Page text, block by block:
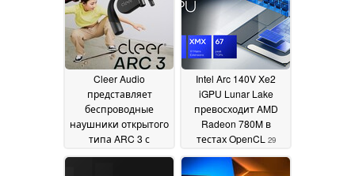
Cleer Audio
представляет
беспроводные
наушники открытого
типа ARC 3 с
Intel Arc 140V Xe2
iGPU Lunar Lake
превосходит AMD
Radeon 780M в
тестах OpenCL 29
August 2024